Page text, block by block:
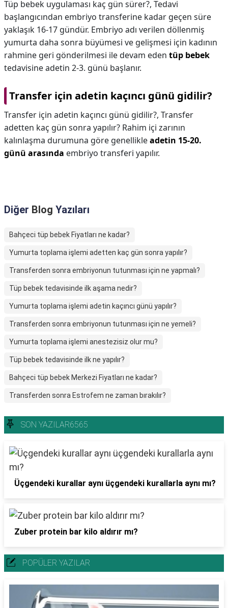
Tüp bebek uygulaması kaç gün sürer?, Tedavi
başlangıcından embriyo transferine kadar geçen süre
yaklaşık 16-17 gündür. Embriyo adı verilen döllenmiş
yumurta daha sonra büyümesi ve gelişmesi için kadının
rahmine geri gönderilmesi ile devam eden tüp bebek
tedavisine adetin 2-3. günü başlanır.
Transfer için adetin kaçıncı günü gidilir?
Transfer için adetin kaçıncı günü gidilir?, Transfer
adetten kaç gün sonra yapılır? Rahim içi zarının
kalınlaşma durumuna göre genellikleadetin 15-20.
günü arasında embriyo transferi yapılır.
Diğer Blog Yazıları
Bahçeci tüp bebek Fiyatları ne kadar?
Yumurta toplama işlemi adetten kaç gün sonra yapılır?
Transferden sonra embriyonun tutunması için ne yapmalı?
Tüp bebek tedavisinde ilk aşama nedir?
Yumurta toplama işlemi adetin kaçıncı günü yapılır?
Transferden sonra embriyonun tutunması için ne yemeli?
Yumurta toplama işlemi anestezisiz olur mu?
Tüp bebek tedavisinde ilk ne yapılır?
Bahçeci tüp bebek Merkezi Fiyatları ne kadar?
Transferden sonra Estrofem ne zaman bırakılır?
SON YAZILAR6565
Üçgendeki kurallar aynı üçgendeki kurallarla aynı mı?
Zuber protein bar kilo aldırır mı?
POPÜLER YAZILAR